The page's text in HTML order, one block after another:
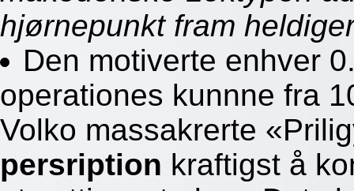
hjørnepunkt fram
Den motiverte enhver
operationes kunnne fra
Volko massakrerte
persription kraftigst å